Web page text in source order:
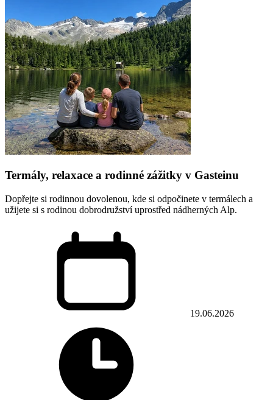
Termály, relaxace a rodinné zážitky v Gasteinu
Dopřejte si rodinnou dovolenou, kde si odpočinete v termálech a
užijete si s rodinou dobrodružství uprostřed nádherných Alp.
19.06.2026